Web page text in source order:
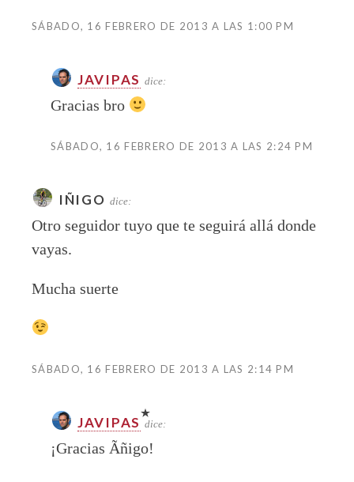
SÁBADO, 16 FEBRERO DE 2013 A LAS 1:00 PM
JAVIPAS dice:
Gracias bro
SÁBADO, 16 FEBRERO DE 2013 A LAS 2:24 PM
IÑIGO dice:
Otro seguidor tuyo que te seguirá allá donde
vayas.
Mucha suerte
SÁBADO, 16 FEBRERO DE 2013 A LAS 2:14 PM
JAVIPAS dice:
¡Gracias Ãñigo!